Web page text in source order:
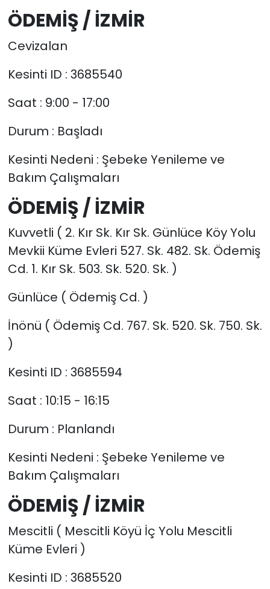
ÖDEMİŞ / İZMİR
Cevizalan
Kesinti ID : 3685540
Saat : 9:00 - 17:00
Durum : Başladı
Kesinti Nedeni : Şebeke Yenileme ve
Bakım Çalışmaları
ÖDEMİŞ / İZMİR
Kuvvetli ( 2. Kır Sk. Kır Sk. Günlüce Köy Yolu
Mevkii Küme Evleri 527. Sk. 482. Sk. Ödemiş
Cd. 1. Kır Sk. 503. Sk. 520. Sk. )
Günlüce ( Ödemiş Cd. )
İnönü ( Ödemiş Cd. 767. Sk. 520. Sk. 750. Sk.
)
Kesinti ID : 3685594
Saat : 10:15 - 16:15
Durum : Planlandı
Kesinti Nedeni : Şebeke Yenileme ve
Bakım Çalışmaları
ÖDEMİŞ / İZMİR
Mescitli ( Mescitli Köyü İç Yolu Mescitli
Küme Evleri )
Kesinti ID : 3685520